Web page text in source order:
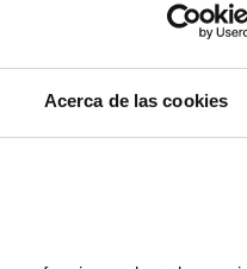
Acerca de las cookies
pantalla completa